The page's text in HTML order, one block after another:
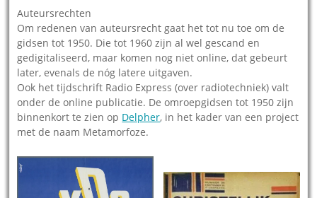
Auteursrechten
Om redenen van auteursrecht gaat het tot nu toe om de
gidsen tot 1950. Die tot 1960 zijn al wel gescand en
gedigitaliseerd, maar komen nog niet online, dat gebeurt
later, evenals de nóg latere uitgaven.
Ook het tijdschrift Radio Express (over radiotechniek) valt
onder de online publicatie. De omroepgidsen tot 1950 zijn
binnenkort te zien op Delpher, in het kader van een project
met de naam Metamorfoze.